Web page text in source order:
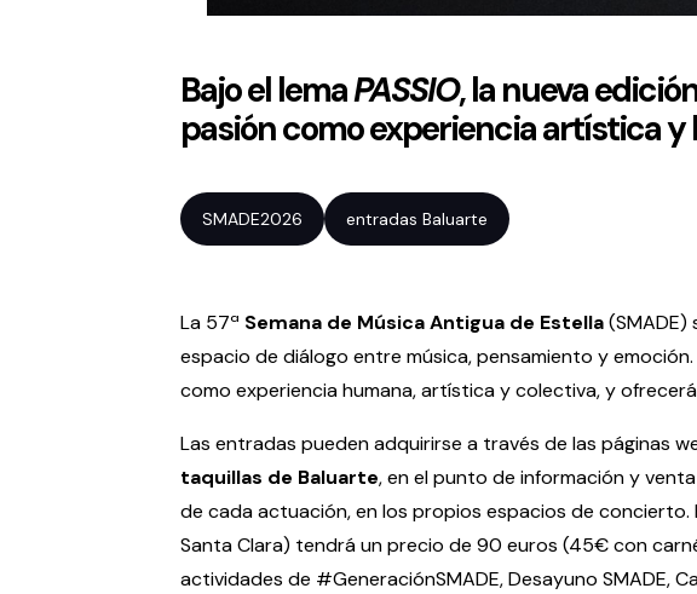
Bajo el lemaPASSIO, la nueva
pasión como experiencia artística y
SMADE2026 entradas Baluarte
La 57ª Semana de Música Antigua de Estella
espacio de diálogo entre música, pensamiento y
como experiencia humana, artística y colectiva, y
Las entradas pueden adquirirse a través de las páginas
taquillas de Baluarte, en el punto de información y
de cada actuación, en los propios espacios de
Santa Clara) tendrá un precio de 90 euros (45€ con
actividades de #GeneraciónSMADE, Desayuno SMADE,